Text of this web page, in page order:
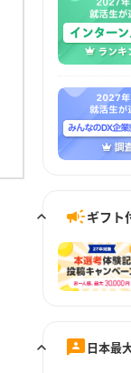
ギフト
日本最